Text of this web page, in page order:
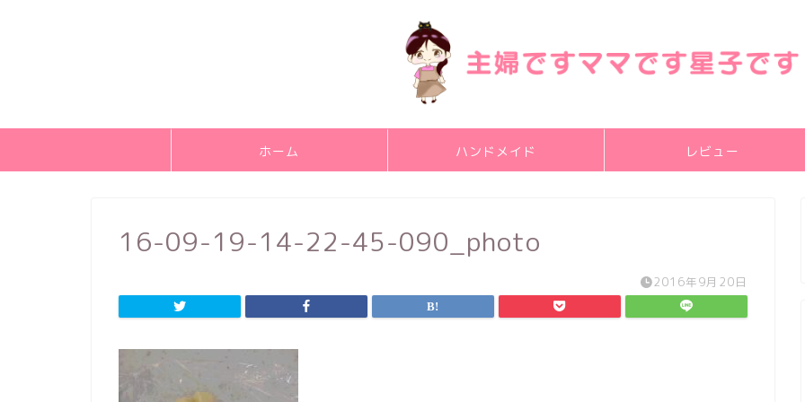
ホーム ハンドメイド レビュー
16-09-19-14-22-45-090_photo
2016年9月20日